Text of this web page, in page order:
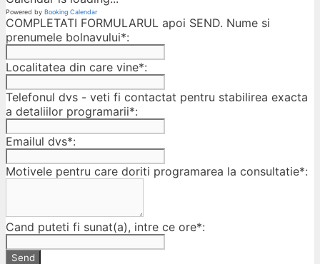
Powered by Booking Calendar
COMPLETATI FORMULARUL apoi SEND. Nume si
prenumele bolnavului*:
Localitatea din care vine*:
Telefonul dvs - veti fi contactat pentru stabilirea exacta
a detaliilor programarii*:
Emailul dvs*:
Motivele pentru care doriti programarea la consultatie*:
Cand puteti fi sunat(a), intre ce ore*:
Send